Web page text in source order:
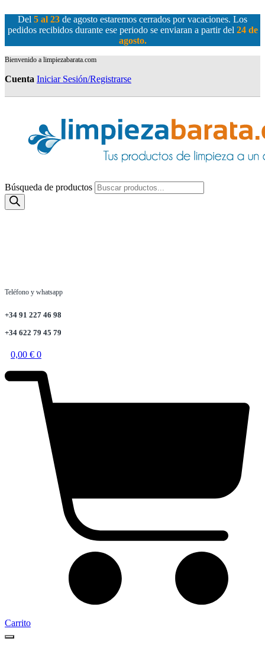
Del 5 al 23 de agosto estaremos cerrados por vacaciones. Los
pedidos recibidos durante ese periodo se enviaran a partir del 24 de
agosto.
Bienvenido a limpiezabarata.com
Cuenta Iniciar Sesión/Registrarse
Búsqueda de productos
Teléfono y whatsapp
+34 91 227 46 98
+34 622 79 45 79
0,00 € 0
Carrito